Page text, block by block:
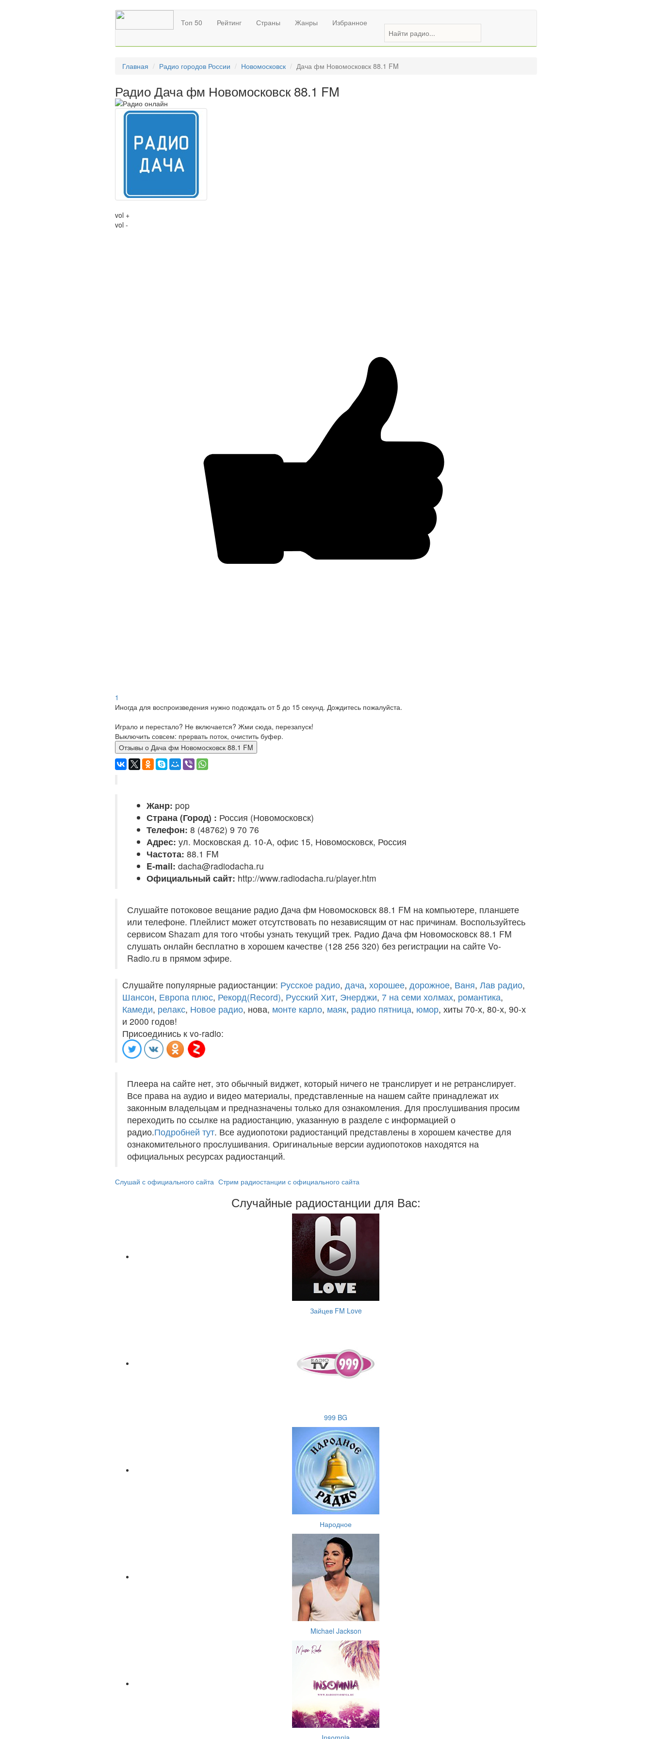
Топ 50 Рейтинг Страны Жанры Избранное
Главная Радио городов России Новомосковск Дача фм Новомосковск 88.1 FM
Радио Дача фм Новомосковск 88.1 FM
vol +
vol -
1
Иногда для воспроизведения нужно подождать от 5 до 15 секунд. Дождитесь пожалуйста.
Играло и перестало? Не включается? Жми сюда, перезапуск!
Выключить совсем: прервать поток, очистить буфер.
Отзывы о Дача фм Новомосковск 88.1 FM
Жанр: pop
Страна (Город) : Россия (Новомосковск)
Телефон: 8 (48762) 9 70 76
Адрес: ул. Московская д. 10-А, офис 15, Новомосковск, Россия
Частота: 88.1 FM
E-mail: dacha@radiodacha.ru
Официальный сайт: http://www.radiodacha.ru/player.htm
Слушайте потоковое вещание радио Дача фм Новомосковск 88.1 FM на компьютере, планшете
или телефоне. Плейлист может отсутствовать по независящим от нас причинам. Воспользуйтесь
сервисом Shazam для того чтобы узнать текущий трек. Радио Дача фм Новомосковск 88.1 FM
слушать онлайн бесплатно в хорошем качестве (128 256 320) без регистрации на сайте Vo-
Radio.ru в прямом эфире.
Слушайте популярные радиостанции: Русское радио, дача, хорошее, дорожное, Ваня, Лав радио,
Шансон, Европа плюс, Рекорд(Record), Русский Хит, Энерджи, 7 на семи холмах, романтика,
Камеди, релакс, Новое радио, нова, монте карло, маяк, радио пятница, юмор, хиты 70-х, 80-х, 90-х
и 2000 годов!
Присоединись к vo-radio:
Плеера на сайте нет, это обычный виджет, который ничего не транслирует и не ретранслирует.
Все права на аудио и видео материалы, представленные на нашем сайте принадлежат их
законным владельцам и предназначены только для ознакомления. Для прослушивания просим
переходить по ссылке на радиостанцию, указанную в разделе с информацией о
радио.Подробней тут. Все аудиопотоки радиостанций представлены в хорошем качестве для
ознакомительного прослушивания. Оригинальные версии аудиопотоков находятся на
официальных ресурсах радиостанций.
Слушай с официального сайта Стрим радиостанции с официального сайта
Случайные радиостанции для Вас:
Зайцев FM Love
999 BG
Народное
Michael Jackson